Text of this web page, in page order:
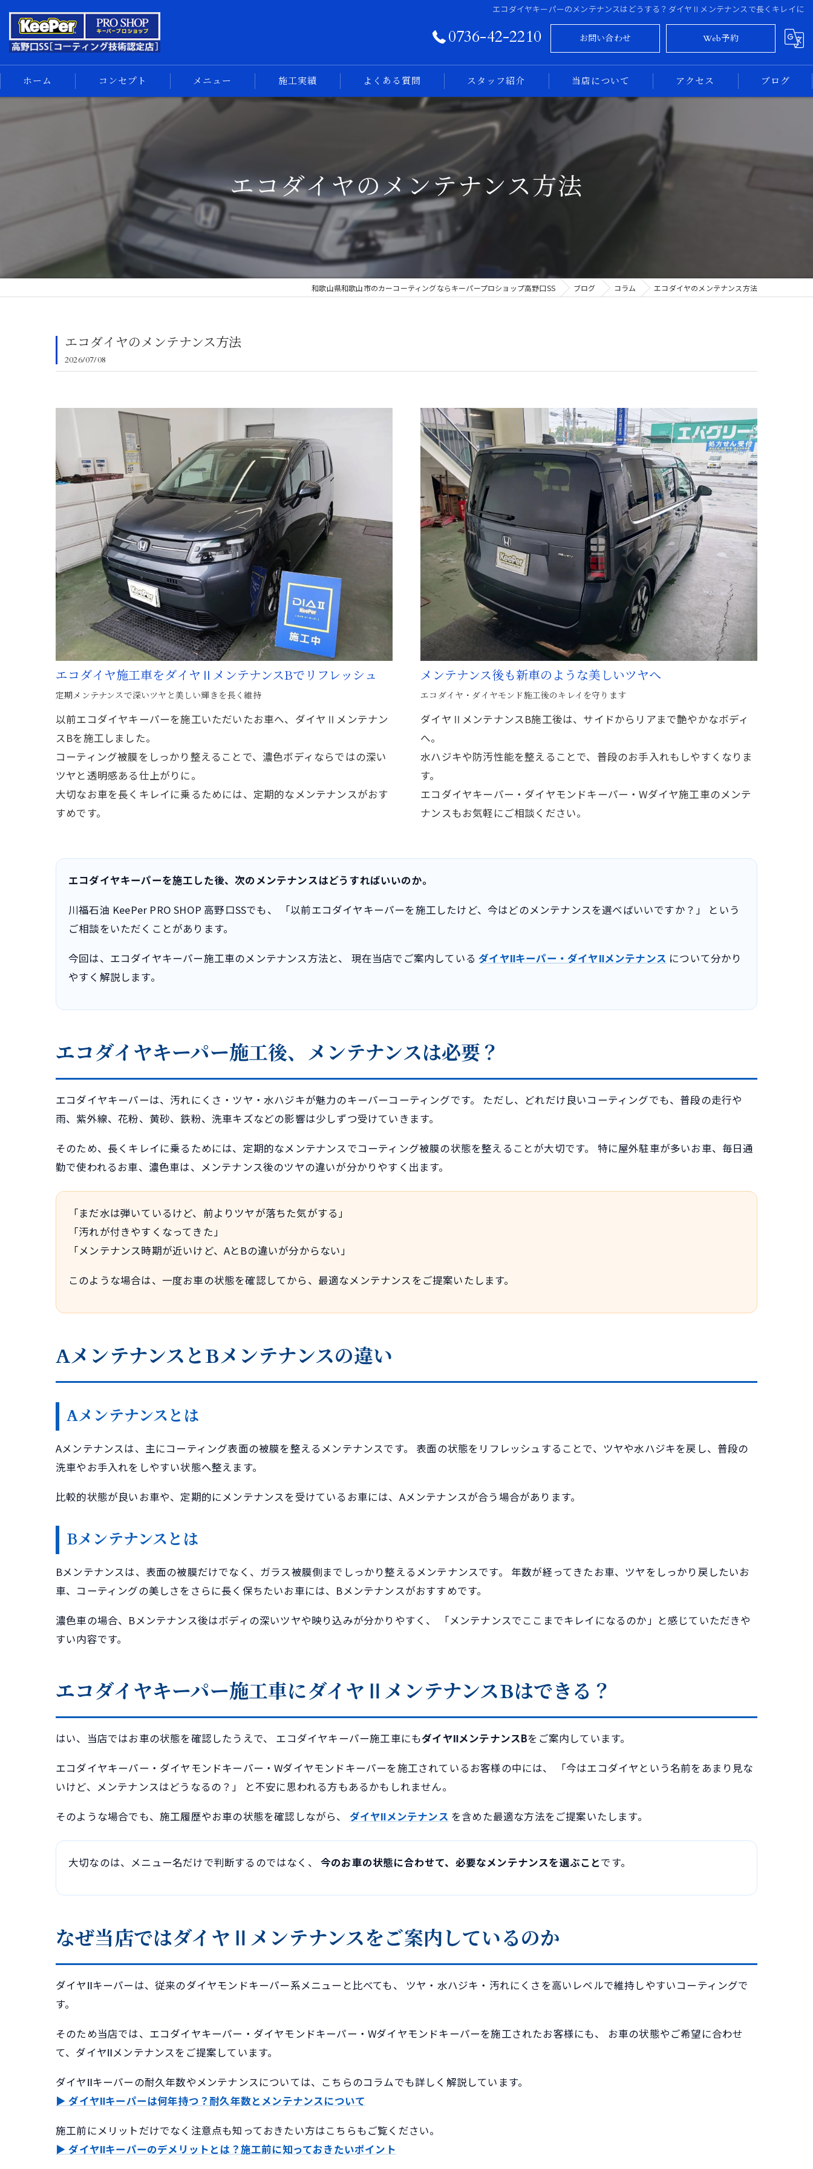
エコダイヤキーパーのメンテナンスはどうする？ダイヤⅡメンテナンスで長くキレイに
0736-42-2210 お問い合わせ Web予約
ホーム コンセプト
キーパーコーティング
メニュー
車内清掃
サイドメニュー
汚れの解決
スマホ
施工実績 よくある質問 スタッフ紹介 当店について
大阪のカーコーティング
奈良のカーコーティング
新車
アクセス ブログ
エコダイヤのメンテナンス方法
和歌山県和歌山市のカーコーティングならキーパープロショップ高野口SS ブログ コラム エコダイヤのメンテナンス方法
エコダイヤのメンテナンス方法
2026/07/08
エコダイヤ施工車をダイヤⅡメンテナンスBでリフレッシュ
定期メンテナンスで深いツヤと美しい輝きを長く維持
以前エコダイヤキーパーを施工いただいたお車へ、ダイヤⅡメンテナン
スBを施工しました。
コーティング被膜をしっかり整えることで、濃色ボディならではの深い
ツヤと透明感ある仕上がりに。
大切なお車を長くキレイに乗るためには、定期的なメンテナンスがおす
すめです。
メンテナンス後も新車のような美しいツヤへ
エコダイヤ・ダイヤモンド施工後のキレイを守ります
ダイヤⅡメンテナンスB施工後は、サイドからリアまで艶やかなボディ
へ。
水ハジキや防汚性能を整えることで、普段のお手入れもしやすくなりま
す。
エコダイヤキーパー・ダイヤモンドキーパー・Wダイヤ施工車のメンテ
ナンスもお気軽にご相談ください。
エコダイヤキーパーを施工した後、次のメンテナンスはどうすればいいのか。
川福石油 KeePer PRO SHOP 高野口SSでも、 「以前エコダイヤキーパーを施工したけど、今はどのメンテナンスを選べばいいですか？」 という
ご相談をいただくことがあります。
今回は、エコダイヤキーパー施工車のメンテナンス方法と、 現在当店でご案内しているダイヤⅡキーパー・ダイヤⅡメンテナンス について分かり
やすく解説します。
エコダイヤキーパー施工後、メンテナンスは必要？
エコダイヤキーパーは、汚れにくさ・ツヤ・水ハジキが魅力のキーパーコーティングです。 ただし、どれだけ良いコーティングでも、普段の走行や
雨、紫外線、花粉、黄砂、鉄粉、洗車キズなどの影響は少しずつ受けていきます。
そのため、長くキレイに乗るためには、定期的なメンテナンスでコーティング被膜の状態を整えることが大切です。 特に屋外駐車が多いお車、毎日通
勤で使われるお車、濃色車は、メンテナンス後のツヤの違いが分かりやすく出ます。
「まだ水は弾いているけど、前よりツヤが落ちた気がする」
「汚れが付きやすくなってきた」
「メンテナンス時期が近いけど、AとBの違いが分からない」
このような場合は、一度お車の状態を確認してから、最適なメンテナンスをご提案いたします。
AメンテナンスとBメンテナンスの違い
Aメンテナンスとは
Aメンテナンスは、主にコーティング表面の被膜を整えるメンテナンスです。 表面の状態をリフレッシュすることで、ツヤや水ハジキを戻し、普段の
洗車やお手入れをしやすい状態へ整えます。
比較的状態が良いお車や、定期的にメンテナンスを受けているお車には、Aメンテナンスが合う場合があります。
Bメンテナンスとは
Bメンテナンスは、表面の被膜だけでなく、ガラス被膜側までしっかり整えるメンテナンスです。 年数が経ってきたお車、ツヤをしっかり戻したいお
車、コーティングの美しさをさらに長く保ちたいお車には、Bメンテナンスがおすすめです。
濃色車の場合、Bメンテナンス後はボディの深いツヤや映り込みが分かりやすく、 「メンテナンスでここまでキレイになるのか」と感じていただきや
すい内容です。
エコダイヤキーパー施工車にダイヤⅡメンテナンスBはできる？
はい、当店ではお車の状態を確認したうえで、 エコダイヤキーパー施工車にもダイヤⅡメンテナンスBをご案内しています。
エコダイヤキーパー・ダイヤモンドキーパー・Wダイヤモンドキーパーを施工されているお客様の中には、 「今はエコダイヤという名前をあまり見な
いけど、メンテナンスはどうなるの？」 と不安に思われる方もあるかもしれません。
そのような場合でも、施工履歴やお車の状態を確認しながら、 ダイヤⅡメンテナンス を含めた最適な方法をご提案いたします。
大切なのは、メニュー名だけで判断するのではなく、今のお車の状態に合わせて、必要なメンテナンスを選ぶことです。
なぜ当店ではダイヤⅡメンテナンスをご案内しているのか
ダイヤⅡキーパーは、従来のダイヤモンドキーパー系メニューと比べても、 ツヤ・水ハジキ・汚れにくさを高いレベルで維持しやすいコーティングで
す。
そのため当店では、エコダイヤキーパー・ダイヤモンドキーパー・Wダイヤモンドキーパーを施工されたお客様にも、 お車の状態やご希望に合わせ
て、ダイヤⅡメンテナンスをご提案しています。
ダイヤⅡキーパーの耐久年数やメンテナンスについては、こちらのコラムでも詳しく解説しています。
▶ ダイヤⅡキーパーは何年持つ？耐久年数とメンテナンスについて
施工前にメリットだけでなく注意点も知っておきたい方はこちらもご覧ください。
▶ ダイヤⅡキーパーのデメリットとは？施工前に知っておきたいポイント